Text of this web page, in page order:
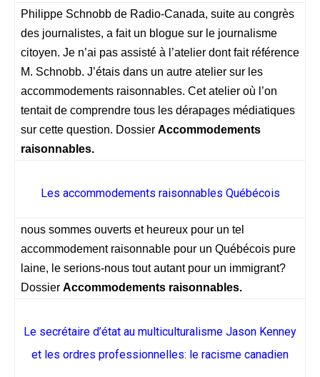
Philippe Schnobb de Radio-Canada, suite au congrès
des journalistes, a fait un blogue sur le journalisme
citoyen. Je n’ai pas assisté à l’atelier dont fait référence
M. Schnobb. J’étais dans un autre atelier sur les
accommodements raisonnables. Cet atelier où l’on
tentait de comprendre tous les dérapages médiatiques
sur cette question. Dossier Accommodements
raisonnables.
Les accommodements raisonnables Québécois
nous sommes ouverts et heureux pour un tel
accommodement raisonnable pour un Québécois pure
laine, le serions-nous tout autant pour un immigrant?
Dossier Accommodements raisonnables.
Le secrétaire d’état au multiculturalisme Jason Kenney
et les ordres professionnelles: le racisme canadien